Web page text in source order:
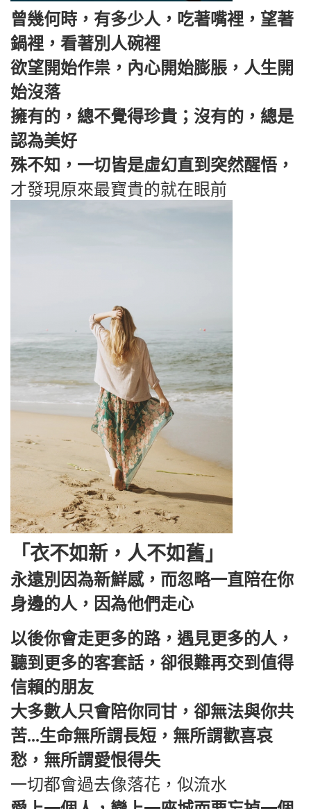
曾幾何時，有多少人，吃著嘴裡，望著
鍋裡，看著別人碗裡
欲望開始作祟，內心開始膨脹，人生開
始沒落
擁有的，總不覺得珍貴；沒有的，總是
認為美好
殊不知，一切皆是虛幻直到突然醒悟，
才發現原來最寶貴的就在眼前
「衣不如新，人不如舊」
永遠別因為新鮮感，而忽略一直陪在你
身邊的人，因為他們走心
以後你會走更多的路，遇見更多的人，
聽到更多的客套話，卻很難再交到值得
信賴的朋友
大多數人只會陪你同甘，卻無法與你共
苦...生命無所謂長短，無所謂歡喜哀
愁，無所謂愛恨得失
一切都會過去像落花，似流水